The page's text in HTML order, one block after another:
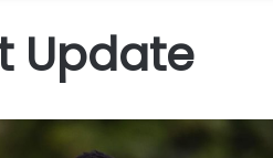
Update